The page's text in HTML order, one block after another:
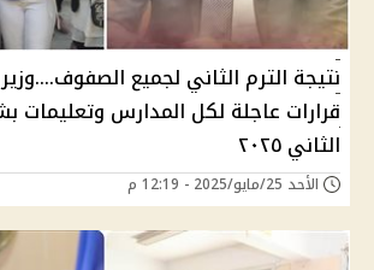
نتيجة الترم الثاني لجميع
قرارات عاجلة لكل المدارس وتعليمات
الثاني ٢٠٢٥
الأحد 25/مايو/2025 - 12:19 م